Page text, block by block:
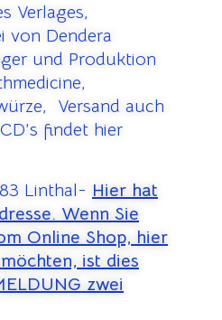
Verlages,
von Dendera
und Produktion
Versand auch
findet hier
Linthal- Hier hat
Wenn Sie
Online Shop, hier
ist dies
zwei